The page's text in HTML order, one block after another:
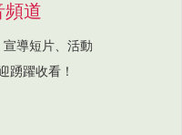
頻道
導短片、活動
踴躍收看！